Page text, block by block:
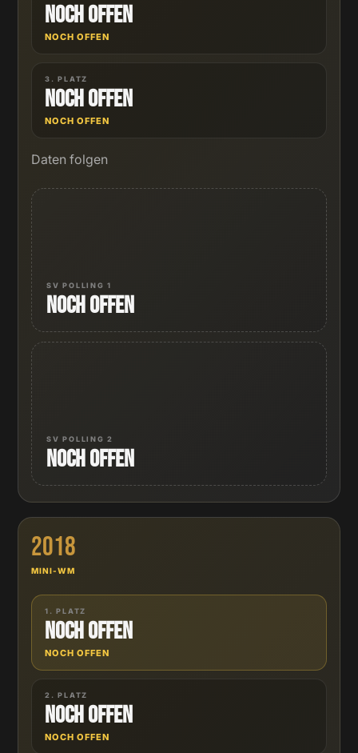
Noch offen
NOCH OFFEN
3. PLATZ
Noch offen
NOCH OFFEN
Daten folgen
SV POLLING 1
Noch offen
SV POLLING 2
Noch offen
2018
MINI-WM
1. PLATZ
Noch offen
NOCH OFFEN
2. PLATZ
Noch offen
NOCH OFFEN